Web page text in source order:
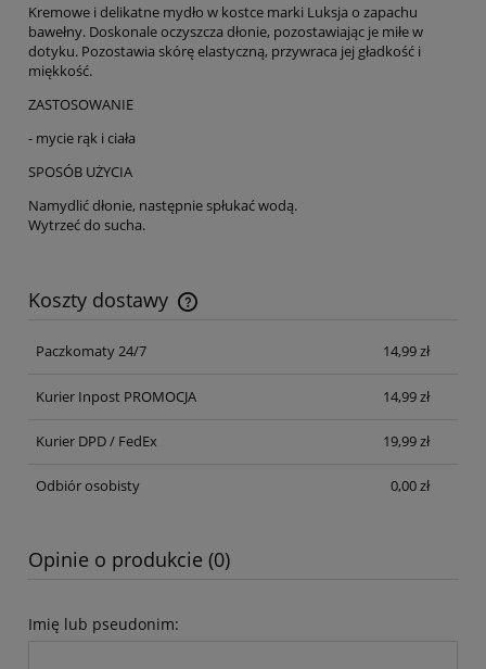
Kremowe i delikatne mydło w kostce marki Luksja o zapachu
bawełny. Doskonale oczyszcza dłonie, pozostawiając je miłe w
dotyku. Pozostawia skórę elastyczną, przywraca jej gładkość i
miękkość.
ZASTOSOWANIE
- mycie rąk i ciała
SPOSÓB UŻYCIA
Namydlić dłonie, następnie spłukać wodą.
Wytrzeć do sucha.
Koszty dostawy
Cena nie zawiera ewentualnych kosztów płatności
Paczkomaty 24/7
14,99 zł
Kurier Inpost PROMOCJA 14,99 zł
Kurier DPD / FedEx 19,99 zł
Odbiór osobisty 0,00 zł
Opinie o produkcie (0)
Imię lub pseudonim: